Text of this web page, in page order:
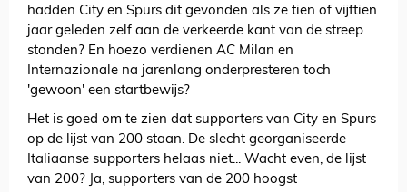
hadden City en Spurs dit gevonden als ze tien of vijftien
jaar geleden zelf aan de verkeerde kant van de streep
stonden? En hoezo verdienen AC Milan en
Internazionale na jarenlang onderpresteren toch
'gewoon' een startbewijs?
Het is goed om te zien dat supporters van City en Spurs
op de lijst van 200 staan. De slecht georganiseerde
Italiaanse supporters helaas niet... Wacht even, de lijst
van 200? Ja, supporters van de 200 hoogst